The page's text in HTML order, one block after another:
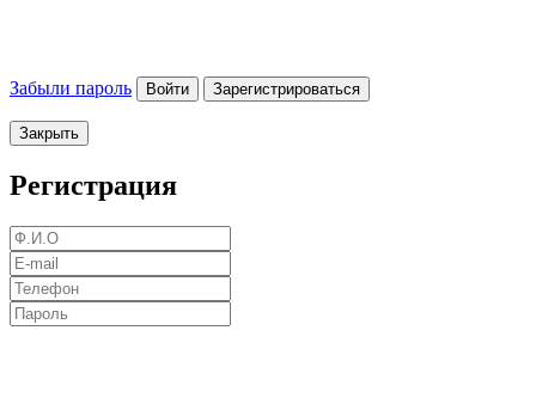
Забыли пароль Войти Зарегистрироваться
Закрыть
Регистрация